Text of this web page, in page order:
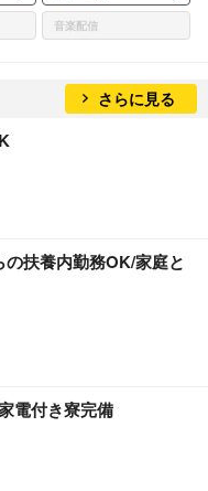
音楽配信
さらに見る
扶養内勤務OK/家庭と
電付き寮完備